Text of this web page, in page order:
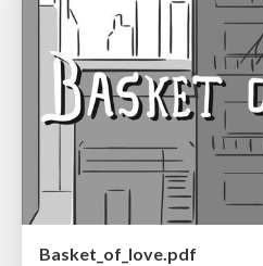
Basket_of_love.pdf